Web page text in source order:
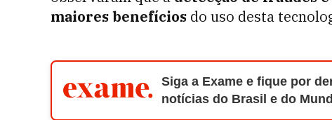
maiores benefícios do uso desta
Siga a Exame e fique por
notícias do Brasil e do